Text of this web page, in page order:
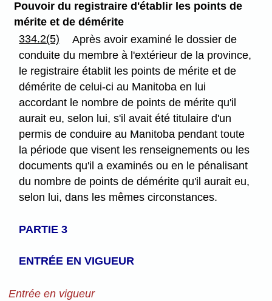
Pouvoir du registraire d'établir les points de
mérite et de démérite
334.2(5)
Après avoir examiné le dossier de
conduite du membre à l'extérieur de la province,
le registraire établit les points de mérite et de
démérite de celui-ci au Manitoba en lui
accordant le nombre de points de mérite qu'il
aurait eu, selon lui, s'il avait été titulaire d'un
permis de conduire au Manitoba pendant toute
la période que visent les renseignements ou les
documents qu'il a examinés ou en le pénalisant
du nombre de points de démérite qu'il aurait eu,
selon lui, dans les mêmes circonstances.
PARTIE 3
ENTRÉE EN VIGUEUR
Entrée en vigueur